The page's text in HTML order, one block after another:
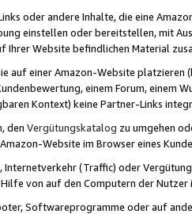
oder andere Inhalte, die eine
einstellen oder bereitstellen, mit
Ihrer Website befindlichen Material
auf einer Amazon-Website
einem Forum, einem
Kontext) keine Partner-Links
den Vergütungskatalog zu umgehen
Website im Browser eines
Internetverkehr (Traffic) oder
von auf den Computern der
Softwareprogramme oder auf